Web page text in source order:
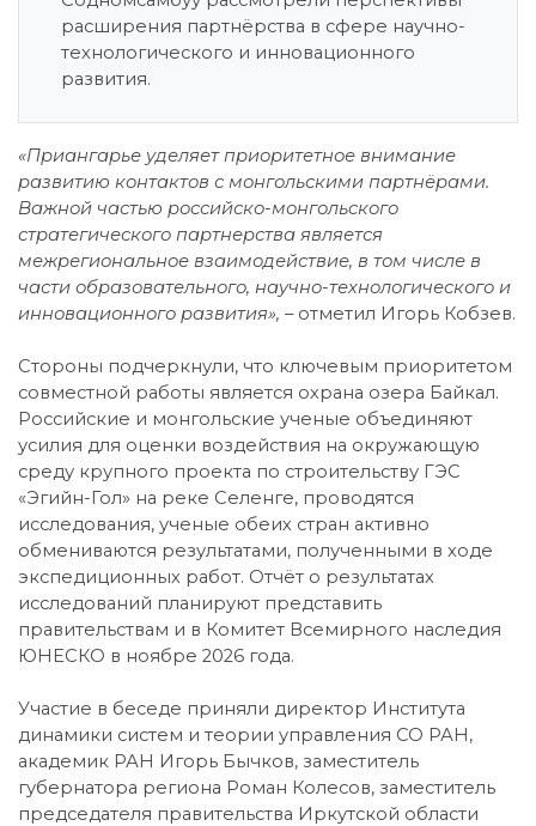
расширения партнёрства в сфере научно-
технологического и инновационного
развития.
«Приангарье уделяет приоритетное внимание
развитию контактов с монгольскими партнёрами.
Важной частью российско-монгольского
стратегического партнерства является
межрегиональное взаимодействие, в том числе в
части образовательного, научно-технологического и
инновационного развития», – отметил Игорь Кобзев.
Стороны подчеркнули, что ключевым приоритетом
совместной работы является охрана озера Байкал.
Российские и монгольские ученые объединяют
усилия для оценки воздействия на окружающую
среду крупного проекта по строительству ГЭС
«Эгийн-Гол» на реке Селенге, проводятся
исследования, ученые обеих стран активно
обмениваются результатами, полученными в ходе
экспедиционных работ. Отчёт о результатах
исследований планируют представить
правительствам и в Комитет Всемирного наследия
ЮНЕСКО в ноябре 2026 года.
Участие в беседе приняли директор Института
динамики систем и теории управления СО РАН,
академик РАН Игорь Бычков, заместитель
губернатора региона Роман Колесов, заместитель
председателя правительства Иркутской области